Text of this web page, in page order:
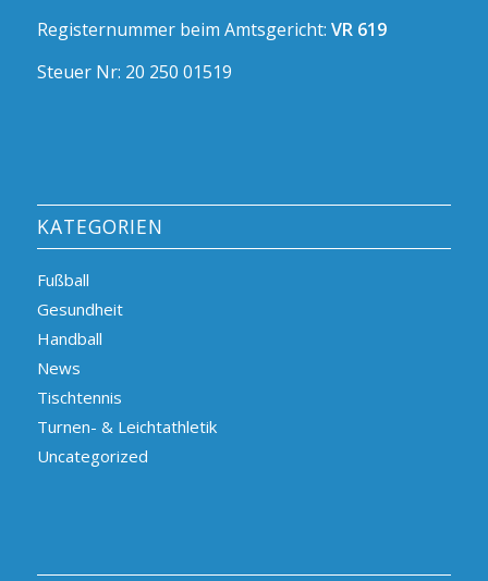
Registernummer beim Amtsgericht: VR 619
Steuer Nr: 20 250 01519
KATEGORIEN
Fußball
Gesundheit
Handball
News
Tischtennis
Turnen- & Leichtathletik
Uncategorized